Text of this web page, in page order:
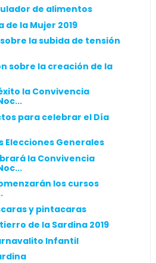
de alimentos
de la Mujer 2019
la subida de tensión
sobre la creación de la
la Convivencia
para celebrar el Día
Elecciones Generales
la Convivencia
los cursos
y pintacaras
de la Sardina 2019
Infantil